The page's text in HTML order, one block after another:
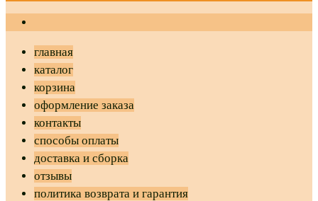
главная
каталог
корзина
оформление заказа
контакты
способы оплаты
доставка и сборка
отзывы
политика возврата и гарантия